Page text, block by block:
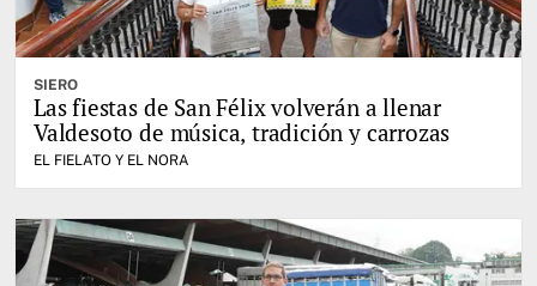
SIERO
Las fiestas de San Félix volverán a llenar
Valdesoto de música, tradición y carrozas
EL FIELATO Y EL NORA